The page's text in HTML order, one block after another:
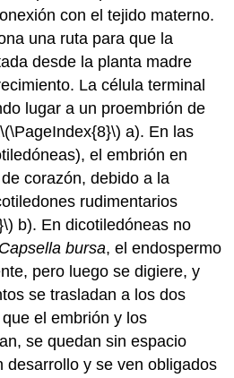
con el tejido materno.
una ruta para que la
desde la planta madre
La célula terminal
lugar a un proembrión de
\(\PageIndex{8}\) a). En las
el embrión en
corazón, debido a la
rudimentarios
b). En dicotiledóneas no
Capsella bursa, el endospermo
pero luego se digiere, y
se trasladan a los dos
el embrión y los
se quedan sin espacio
desarrollo y se ven obligados